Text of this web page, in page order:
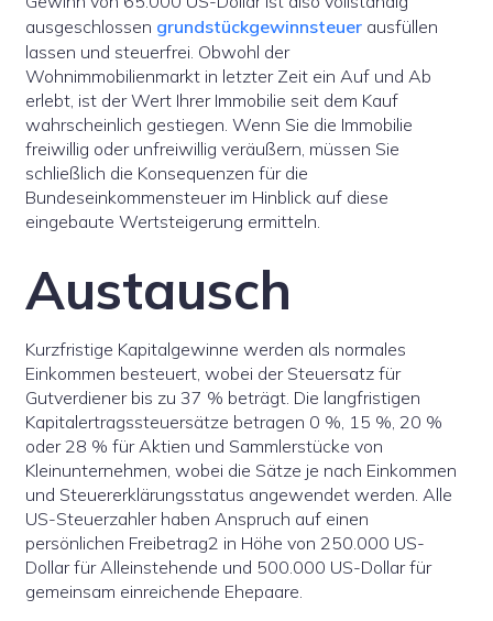
ausgeschlossen grundstückgewinnsteuer ausfüllen
lassen und steuerfrei. Obwohl der
Wohnimmobilienmarkt in letzter Zeit ein Auf und Ab
erlebt, ist der Wert Ihrer Immobilie seit dem Kauf
wahrscheinlich gestiegen. Wenn Sie die Immobilie
freiwillig oder unfreiwillig veräußern, müssen Sie
schließlich die Konsequenzen für die
Bundeseinkommensteuer im Hinblick auf diese
eingebaute Wertsteigerung ermitteln.
Austausch
Kurzfristige Kapitalgewinne werden als normales
Einkommen besteuert, wobei der Steuersatz für
Gutverdiener bis zu 37 % beträgt. Die langfristigen
Kapitalertragssteuersätze betragen 0 %, 15 %, 20 %
oder 28 % für Aktien und Sammlerstücke von
Kleinunternehmen, wobei die Sätze je nach Einkommen
und Steuererklärungsstatus angewendet werden. Alle
US-Steuerzahler haben Anspruch auf einen
persönlichen Freibetrag2 in Höhe von 250.000 US-
Dollar für Alleinstehende und 500.000 US-Dollar für
gemeinsam einreichende Ehepaare.